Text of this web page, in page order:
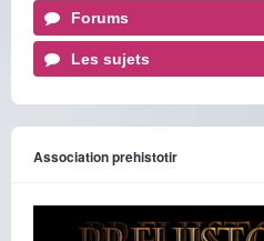
Forums
Les sujets
Association prehistotir